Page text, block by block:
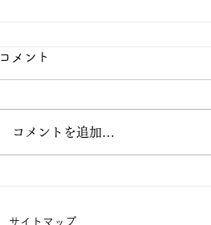
う
コメント
コメントを追加…
サイトマップ